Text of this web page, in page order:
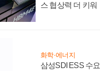
스 협상력 더 키워
화학·에너지
삼성SDI ESS 수